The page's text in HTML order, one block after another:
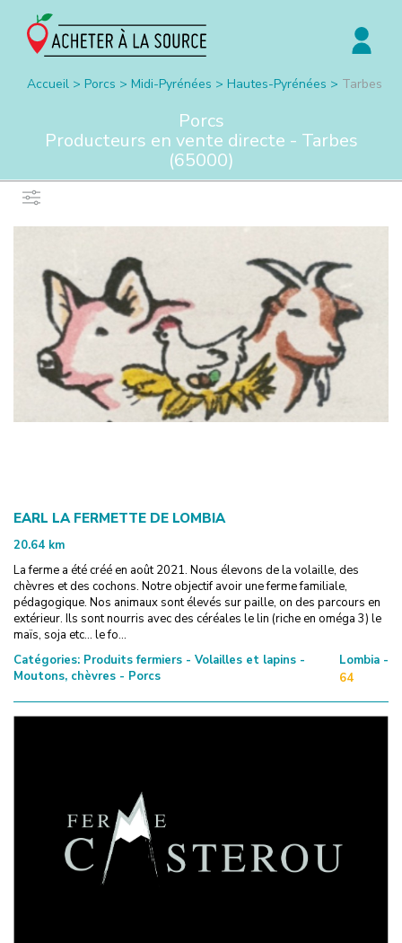
Accueil > Porcs > Midi-Pyrénées > Hautes-Pyrénées > Tarbes
Porcs
Producteurs en vente directe - Tarbes
(65000)
EARL LA FERMETTE DE LOMBIA
20.64 km
La ferme a été créé en août 2021. Nous élevons de la volaille, des
chèvres et des cochons. Notre objectif avoir une ferme familiale,
pédagogique. Nos animaux sont élevés sur paille, on des parcours en
extérieur. Ils sont nourris avec des céréales le lin (riche en oméga 3) le
maïs, soja etc... le fo...
Catégories: Produits fermiers - Volailles et lapins -
Moutons, chèvres - Porcs
Lombia -
64